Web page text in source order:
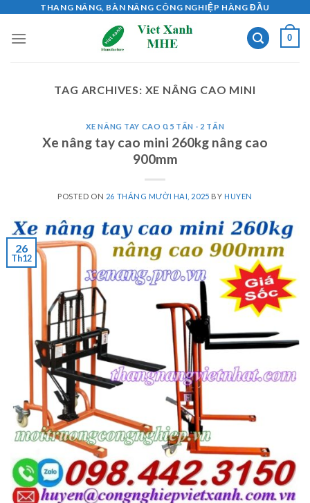
content
THANG NÂNG, BÀN NÂNG CÔNG NGHIỆP HÀNG ĐẦU
0
TAG ARCHIVES: XE NÂNG CAO MINI
XE NÂNG TAY CAO 0.5 TẤN - 2 TẤN
Xe nâng tay cao mini 260kg nâng cao
900mm
POSTED ON 26 THÁNG MƯỜI HAI, 2025 BY HUYEN
26
Th12